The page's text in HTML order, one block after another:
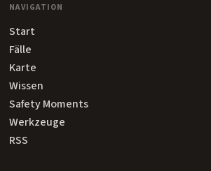
NAVIGATION
Start
Fälle
Karte
Wissen
Safety Moments
Werkzeuge
RSS